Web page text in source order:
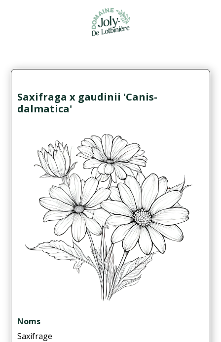
Saxifraga x gaudinii 'Canis-
dalmatica'
Noms
Saxifrage